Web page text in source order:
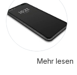
Mehr lesen